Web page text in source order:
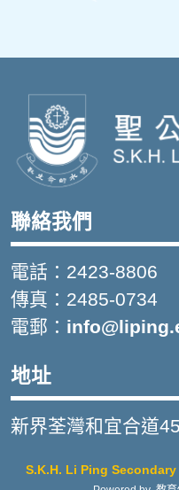
聯絡我們
電話：2423-8806
傳真：2485-0734
電郵：
地址
新界荃灣和宜合道
S.K.H. Li Ping